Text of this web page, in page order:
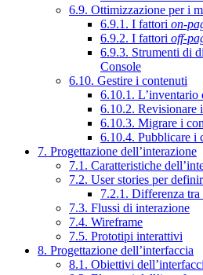
6.9. Ottimizzazione per i
6.9.1. I fattori on-
6.9.2. I fattori off-
6.9.3. Strumenti di
Console
6.10. Gestire i contenuti
6.10.1. L’inventario
6.10.2. Revisionare
6.10.3. Migrare i
6.10.4. Pubblicare i
7. Progettazione dell’interazione
7.1. Caratteristiche
7.2. User stories per
7.2.1. Differenza tra
7.3. Flussi di interazione
7.4. Wireframe
7.5. Prototipi interattivi
8. Progettazione dell’interfaccia
8.1. Obiettivi